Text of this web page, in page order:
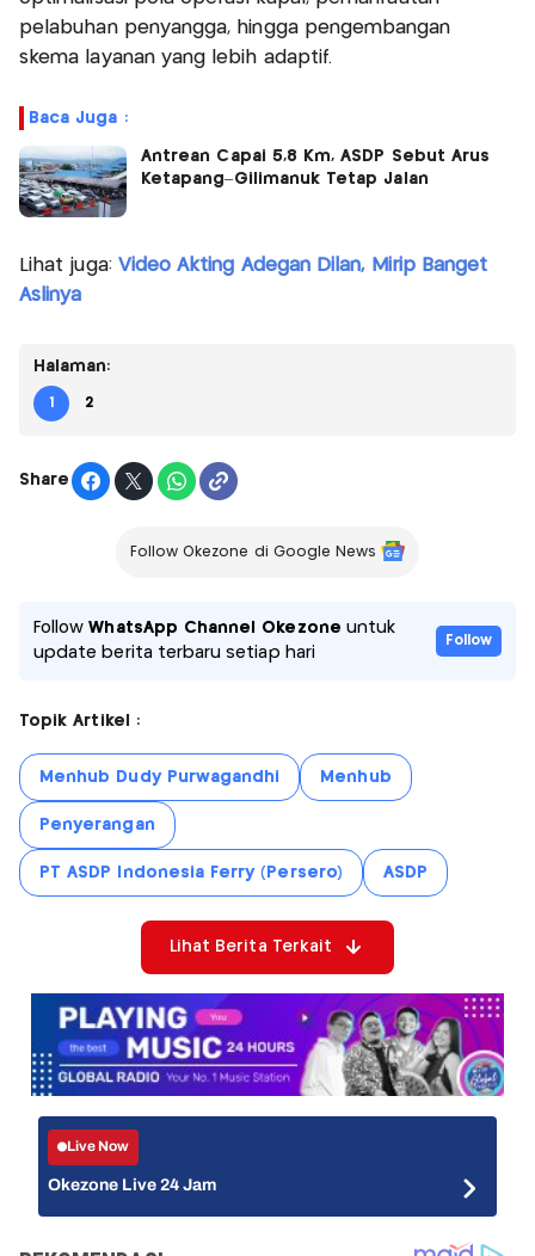
pelabuhan penyangga, hingga pengembangan
skema layanan yang lebih adaptif.
Baca Juga :
Antrean Capai 5,8 Km, ASDP Sebut Arus
Ketapang–Gilimanuk Tetap Jalan
Lihat juga: Video Akting Adegan Dilan, Mirip Banget
Aslinya
Halaman:
1 2
Share
Follow Okezone di Google News
FollowWhatsApp Channel Okezone untuk
update berita terbaru setiap hari
Follow
Topik Artikel :
Menhub Dudy Purwagandhi Menhub
Penyerangan
PT ASDP Indonesia Ferry (Persero) ASDP
Lihat Berita Terkait
Live Now
Okezone Live 24 Jam